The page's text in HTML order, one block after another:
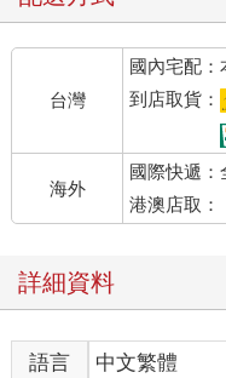
率地將好菌給殺死了。此
幫助我們對抗壞菌。
舉例來說，義大利微生
清潔劑清潔物品表面，充
危險。超過百分之五十的
威漫畫裡的綠色生物浩克
壞菌會發展出對抗化學
了。清潔打掃時，使用含
發現細菌清潔大隊會積極
此之後，百分之九十的致
我們的家是微生物的公社
台灣
國內宅配：
到店取貨：
海外
國際快遞：
港澳店取：
詳細資料
語言 中文繁體